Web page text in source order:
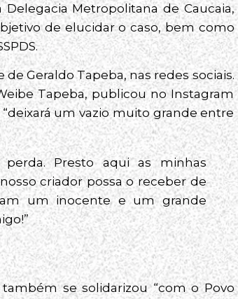
Metropolitana de Caucaia,
de elucidar o caso, bem como
Geraldo Tapeba, nas redes sociais.
Tapeba, publicou no Instagram
um vazio muito grande entre
Presto aqui as minhas
criador possa o receber de
um inocente e um grande
se solidarizou “com o Povo